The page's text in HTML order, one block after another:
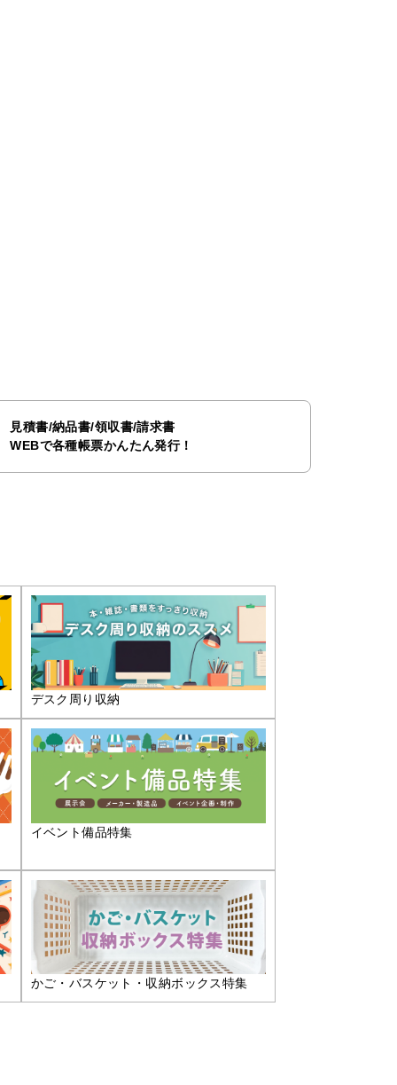
見積書/納品書/領収書/請求書
WEBで各種帳票かんたん発行！
デスク周り収納
イベント備品特集
かご・バスケット・収納ボックス特集